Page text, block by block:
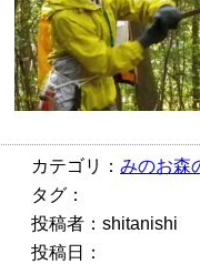
カテゴリ： みのお森
タグ：
投稿者：shitanishi
投稿日：